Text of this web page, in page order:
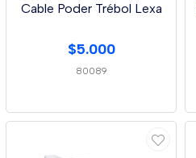
Cable Poder Trébol Lexa
$5.000
80089